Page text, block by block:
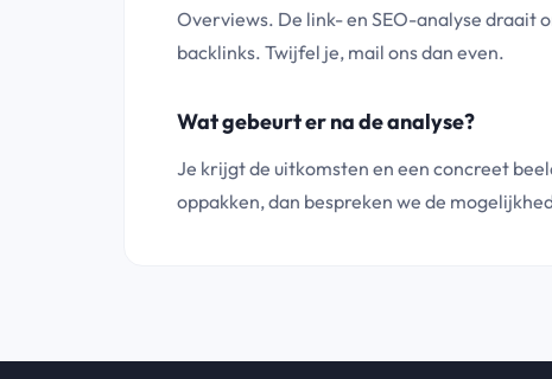
Overviews. De link- en SEO-analyse draait
backlinks. Twijfel je, mail ons dan even.
Wat gebeurt er na de analyse?
Je krijgt de uitkomsten en een concreet
oppakken, dan bespreken we de